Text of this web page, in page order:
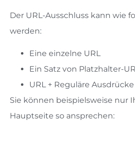
Der URL-Ausschluss kann wie
werden:
Eine einzelne URL
Ein Satz von Platzhalter-
URL + Reguläre Ausdrücke
Sie können beispielsweise nur
Hauptseite so ansprechen: